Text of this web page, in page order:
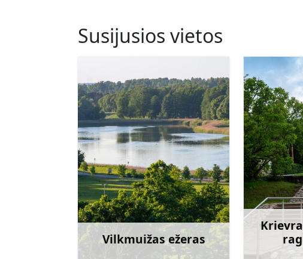
Susijusios vietos
Vilkmuižas ežeras
Sužinoti daugiau